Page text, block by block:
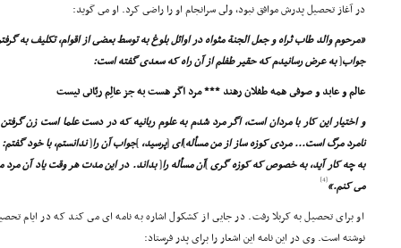
در آغاز تحصیل پدرش موافق نبود، ولى سرانجام او را راضى کرد. او مى گوید:
«مرحوم والد طاب ثراه و جعل الجنة مثواه در اوائل بلوغ به توسط بعضى از اقوام، تکلیف به
جواب[به عرض رسانیدم که حقیر طفلم از آن راه که سعدى گفته است:
عالم و عابد و صوفى همه طفلان رهند *** مرد اگر هست به جز عالِم ربّانى نیست
و اختیار این کار با مردان است، اگر مرد شدم به علوم ربانیه که در دست علما است زن
نامرد مرگ است... مردى کوزه ساز از من مسأله]اى[پرسید، ]جواب آن را[ندانستم، با خود
به چه کار آید، به خصوص که کوزه گرى]آن مسأله را[بداند. در این مدت هر وقت یاد آن مرد
مى کنم.»[4]
او براى تحصیل به کربلا رفت. در جایى از کشکول اشاره به نامه اى مى کند که در ایام
نوشته است. وى در این نامه این اشعار را براى پدر فرستاد: